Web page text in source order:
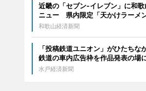
近畿の「セブン-イレブン」に和歌
ニュー 県内限定「天かけラーメ
和歌山経済新聞
「投稿鉄道ユニオン」がひたちな
鉄道の車内広告枠を作品発表の場
水戸経済新聞